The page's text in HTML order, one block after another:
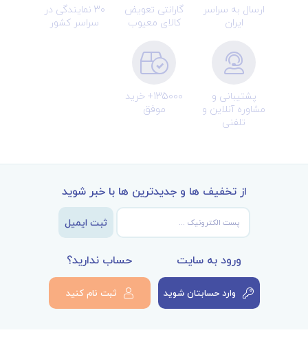
ارسال به سراسر
ایران
گارانتی تعویض
کالای معیوب
30 نمایندگی در
سراسر کشور
پشتیبانی و
مشاوره آنلاین و
تلفنی
135000+ خرید
موفق
از تخفیف ها و جدیدترین ها با خبر شوید
ثبت ایمیل
ورود به سایت
وارد حسابتان شوید
حساب ندارید؟
ثبت نام کنید